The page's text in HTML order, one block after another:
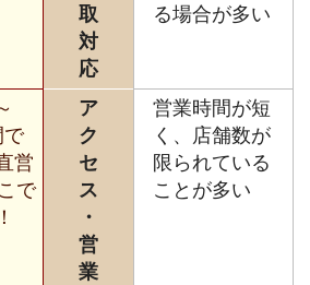
取
対
応
る場合が多い
で
営
で
ア
ク
セ
ス
・
営
業
営業時間が短
く、店舗数が
限られている
ことが多い